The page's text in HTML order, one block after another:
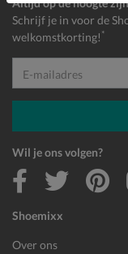
Shoemixx
Over ons
Altijd op de hoogte
Schrijf je in voor de
welkomstkorting! *
E-mailadres
Wil je ons volgen?